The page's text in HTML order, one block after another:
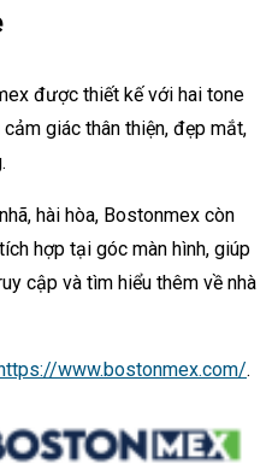
được thiết kế với hai tone
giác thân thiện, đẹp mắt,
hài hòa, Bostonmex còn
hợp tại góc màn hình, giúp
cập và tìm hiểu thêm về nhà
www.bostonmex.com/.